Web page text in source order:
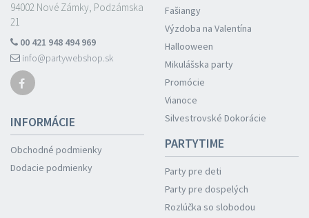
94002 Nové Zámky, Podzámska
21
00 421 948 494 969
info@partywebshop.sk
INFORMÁCIE
Obchodné podmienky
Dodacie podmienky
Fašiangy
Výzdoba na Valentína
Hallooween
Mikulášska party
Promócie
Vianoce
Silvestrovské Dokorácie
PARTYTIME
Party pre deti
Party pre dospelých
Rozlúčka so slobodou